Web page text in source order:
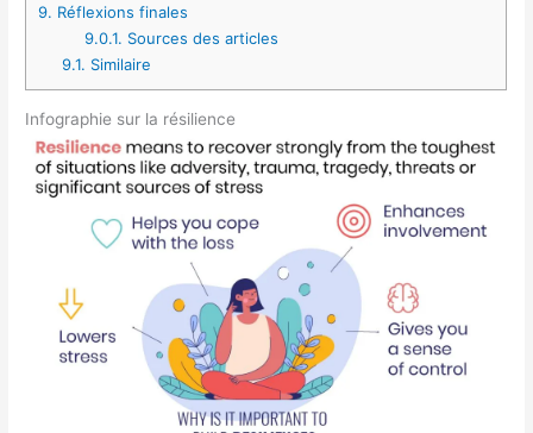
9. Réflexions finales
9.0.1. Sources des articles
9.1. Similaire
Infographie sur la résilience